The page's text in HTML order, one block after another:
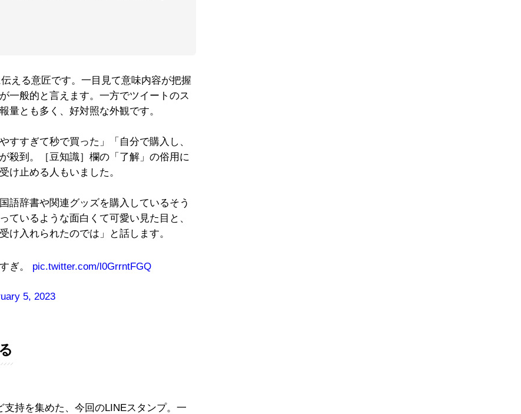
える意匠です。一目見て意味内容が把握
一般的と言えます。一方でツイートのス
量とも多く、好対照な外観です。
すすぎて秒で買った」「自分で購入し、
殺到。［豆知識］欄の「了解」の俗用に
け止める人もいました。
語辞書や関連グッズを購入しているそう
ているような面白くて可愛い見た目と、
け入れられたのでは」と話します。
ぎ。 pic.twitter.com/l0GrrntFGQ
5, 2023
持を集めた、今回のLINEスタンプ。一